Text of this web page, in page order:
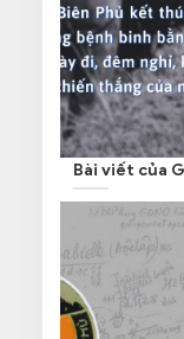
Bài viết của